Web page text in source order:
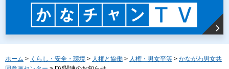
ホーム > くらし・安全・環境 > 人権と協働 > 人権・男女平等 > かながわ男女共